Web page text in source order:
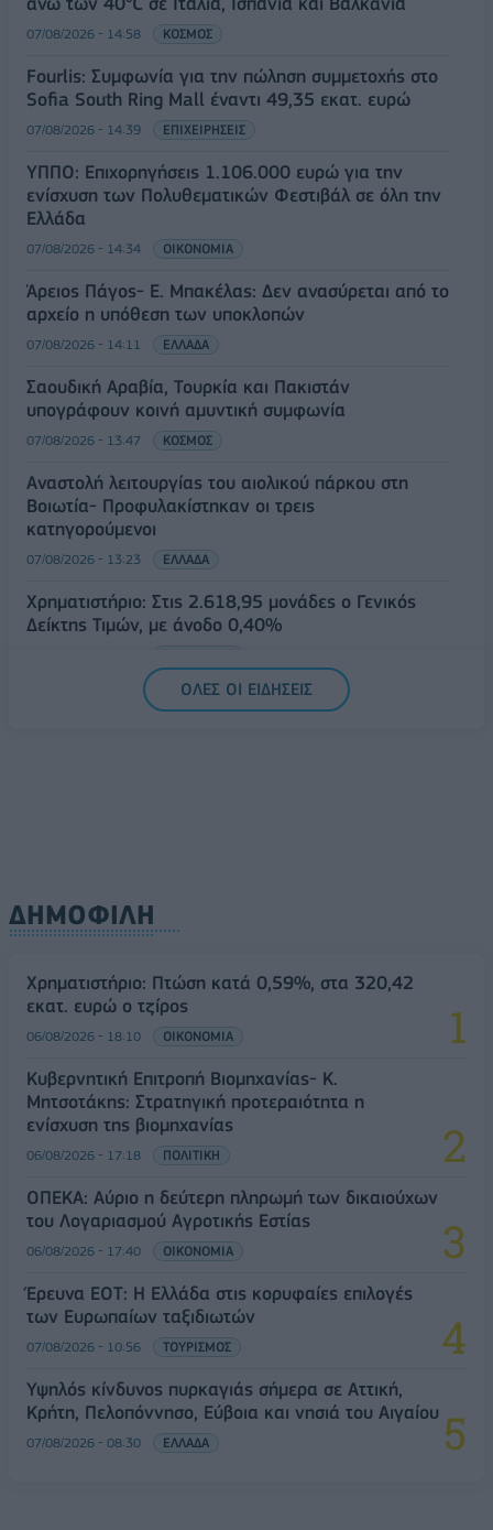
07/08/2026 - 14:58 ΚΟΣΜΟΣ
Fourlis: Συμφωνία για την πώληση συμμετοχής στο
Sofia South Ring Mall έναντι 49,35 εκατ. ευρώ
07/08/2026 - 14:39 ΕΠΙΧΕΙΡΗΣΕΙΣ
ΥΠΠΟ: Επιχορηγήσεις 1.106.000 ευρώ για την
ενίσχυση των Πολυθεματικών Φεστιβάλ σε όλη την
Ελλάδα
07/08/2026 - 14:34 ΟΙΚΟΝΟΜΙΑ
Άρειος Πάγος- Ε. Μπακέλας: Δεν ανασύρεται από το
αρχείο η υπόθεση των υποκλοπών
07/08/2026 - 14:11 ΕΛΛΑΔΑ
Σαουδική Αραβία, Τουρκία και Πακιστάν
υπογράφουν κοινή αμυντική συμφωνία
07/08/2026 - 13:47 ΚΟΣΜΟΣ
Αναστολή λειτουργίας του αιολικού πάρκου στη
Βοιωτία- Προφυλακίστηκαν οι τρεις
κατηγορούμενοι
07/08/2026 - 13:23 ΕΛΛΑΔΑ
Χρηματιστήριο: Στις 2.618,95 μονάδες ο Γενικός
Δείκτης Τιμών, με άνοδο 0,40%
ΟΛΕΣ ΟΙ ΕΙΔΗΣΕΙΣ
ΔΗΜΟΦΙΛΗ
Χρηματιστήριο: Πτώση κατά 0,59%, στα 320,42
εκατ. ευρώ ο τζίρος
06/08/2026 - 18:10 ΟΙΚΟΝΟΜΙΑ
Κυβερνητική Επιτροπή Βιομηχανίας- Κ.
Μητσοτάκης: Στρατηγική προτεραιότητα η
ενίσχυση της βιομηχανίας
06/08/2026 - 17:18 ΠΟΛΙΤΙΚΗ
ΟΠΕΚΑ: Αύριο η δεύτερη πληρωμή των δικαιούχων
του Λογαριασμού Αγροτικής Εστίας
06/08/2026 - 17:40 ΟΙΚΟΝΟΜΙΑ
Έρευνα ΕΟΤ: Η Ελλάδα στις κορυφαίες επιλογές
των Ευρωπαίων ταξιδιωτών
07/08/2026 - 10:56 ΤΟΥΡΙΣΜΟΣ
Υψηλός κίνδυνος πυρκαγιάς σήμερα σε Αττική,
Κρήτη, Πελοπόννησο, Εύβοια και νησιά του Αιγαίου
07/08/2026 - 08:30 ΕΛΛΑΔΑ